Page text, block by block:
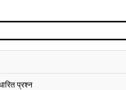
प्रश्न